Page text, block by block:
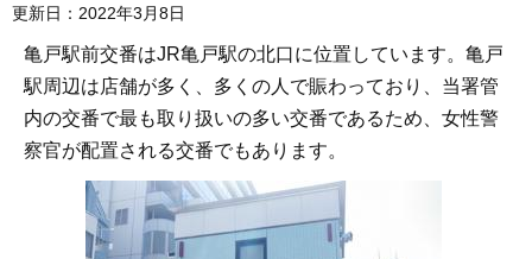
更新日：2022年3月8日
亀戸駅前交番はJR亀戸駅の北口に位置しています。亀戸
駅周辺は店舗が多く、多くの人で賑わっており、当署管
内の交番で最も取り扱いの多い交番であるため、女性警
察官が配置される交番でもあります。